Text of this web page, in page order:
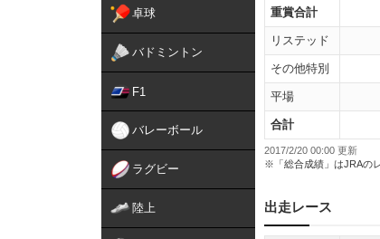
卓球
バドミントン
F1
バレーボール
ラグビー
陸上
重賞合計
リステッド
その他特別
平場
合計
2017/2/20 00:00 更新
※「総合成績」はJRAの
出走レース